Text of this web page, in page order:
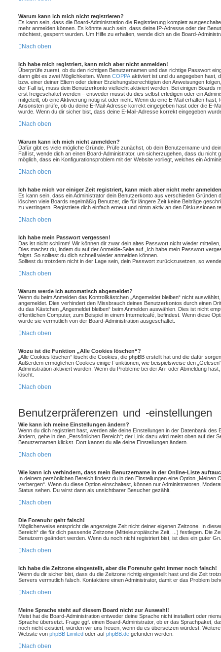
Warum kann ich mich nicht registrieren?
Es kann sein, dass die Board-Administration die Registrierung komplett
mehr anmelden können. Es könnte auch sein, dass deine IP-Adresse oder der
möchtest, gesperrt wurden. Um Hilfe zu erhalten, wende dich an die Board-
Nach oben
Ich habe mich registriert, kann mich aber nicht anmelden!
Überprüfe zuerst, ob du den richtigen Benutzernamen und das richtige Passwort
dann gibt es zwei Möglichkeiten. Wenn COPPA aktiviert ist und du angegeben hast,
bzw. einer deiner Eltern oder deiner Erziehungsberechtigten den Anweisungen
der Fall ist, muss dein Benutzerkonto vielleicht aktiviert werden. Bei einigen Boards
erst freigeschaltet werden – entweder musst du dies selbst erledigen oder ein
mitgeteilt, ob eine Aktivierung nötig ist oder nicht. Wenn du eine E-Mail erhalten hast,
Ansonsten prüfe, ob du deine E-Mail-Adresse korrekt eingegeben hast oder die E-
wurde. Wenn du dir sicher bist, dass deine E-Mail-Adresse korrekt eingegeben
Nach oben
Warum kann ich mich nicht anmelden?
Dafür gibt es viele mögliche Gründe. Prüfe zunächst, ob dein Benutzername und
Fall ist, wende dich an einen Board-Administrator, um sicherzugehen, dass du nicht
möglich, dass ein Konfigurationsproblem mit der Website vorliegt, welches ein
Nach oben
Ich habe mich vor einiger Zeit registriert, kann mich aber nicht mehr
Es kann sein, dass ein Administrator dein Benutzerkonto aus verschieden Gründen
löschen viele Boards regelmäßig Benutzer, die für längere Zeit keine Beiträge
zu verringern. Registriere dich einfach erneut und nimm aktiv an den Diskussionen
Nach oben
Ich habe mein Passwort vergessen!
Das ist nicht schlimm! Wir können dir zwar dein altes Passwort nicht wieder
Dies machst du, indem du auf der Anmelde-Seite auf „Ich habe mein Passwort
folgst. So solltest du dich schnell wieder anmelden können.
Solltest du trotzdem nicht in der Lage sein, dein Passwort zurückzusetzen, so
Nach oben
Warum werde ich automatisch abgemeldet?
Wenn du beim Anmelden das Kontrollkästchen „Angemeldet bleiben“ nicht
angemeldet. Dies verhindert den Missbrauch deines Benutzerkontos durch einen
du das Kästchen „Angemeldet bleiben“ beim Anmelden auswählen. Dies ist nicht
öffentlichen Computer, zum Beispiel in einem Internetcafé, befindest. Wenn diese
wurde sie vermutlich von der Board-Administration ausgeschaltet.
Nach oben
Wozu ist die Funktion „Alle Cookies löschen“?
„Alle Cookies löschen“ löscht die Cookies, die phpBB erstellt hat und die dafür
Außerdem ermöglichen Cookies einige Funktionen, wie beispielsweise den
Administration aktiviert wurden. Wenn du Probleme bei der An- oder Abmeldung
löscht.
Nach oben
Benutzerpräferenzen und -einstellungen
Wie kann ich meine Einstellungen ändern?
Wenn du dich registriert hast, werden alle deine Einstellungen in der Datenbank des
ändern, gehe in den „Persönlichen Bereich“; der Link dazu wird meist oben auf der
Benutzernamen klickst. Dort kannst du alle deine Einstellungen ändern.
Nach oben
Wie kann ich verhindern, dass mein Benutzername in der Online-Liste
In deinem persönlichen Bereich findest du in den Einstellungen eine Option „Meinen
verbergen“. Wenn du diese Option einschaltest, können nur Administratoren,
Status sehen. Du wirst dann als unsichtbarer Besucher gezählt.
Nach oben
Die Forenuhr geht falsch!
Möglicherweise entspricht die angezeigte Zeit nicht deiner eigenen Zeitzone. In
Bereich“ die für dich passende Zeitzone (Mitteleuropäische Zeit, ...) festlegen. Die
Benutzern geändert werden. Wenn du noch nicht registriert bist, ist dies ein guter
Nach oben
Ich habe die Zeitzone eingestellt, aber die Forenuhr geht immer noch falsch!
Wenn du dir sicher bist, dass du die Zeitzone richtig eingestellt hast und die Zeit
Servers vermutlich falsch. Kontaktiere einen Administrator, damit er das Problem
Nach oben
Meine Sprache steht auf diesem Board nicht zur Auswahl!
Meist hat die Board-Administration entweder deine Sprache nicht installiert oder
Sprache übersetzt. Frage ggf. einen Board-Administrator, ob er das Sprachpaket,
noch nicht existiert, würden wir uns freuen, wenn du es übersetzen würdest.
Website von phpBB Limited oder auf phpBB.de gefunden werden.
Nach oben